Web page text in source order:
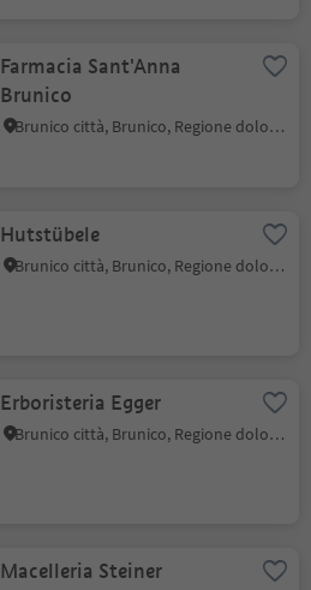
Farmacia Sant'Anna
Brunico
Brunico città, Brunico, Regione dolomitica Plan de Corones
Hutstübele
Brunico città, Brunico, Regione dolomitica Plan de Corones
Erboristeria Egger
Brunico città, Brunico, Regione dolomitica Plan de Corones
Macelleria Steiner